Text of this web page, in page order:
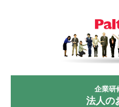
企業研
法人の